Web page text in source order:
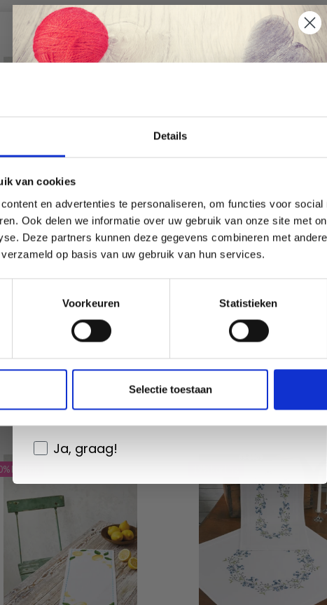
Details
van cookies
en advertenties te personaliseren, om functies voor social
Ook delen we informatie over uw gebruik van onze site met
Deze partners kunnen deze gegevens combineren met
op basis van uw gebruik van hun services.
Voorkeuren Statistieken
Selectie toestaan
LIMONE 25 X
EUR 31.15
verloopt 12/08/2026
toe aan winkelwagen
BORDUURPAKKET
EUR 22.50EUR 28.10
Aanbieding verloopt 12/08/2026
Voeg toe aan winkelwagen
korting
Économisez jusqu'à 50 %
offres limitées en vous inscrivant à notre
newsletter gratuite !
Oui, inscrivez-moi !
Wil je liever nieuws ontvangen over onze
Ja, graag!